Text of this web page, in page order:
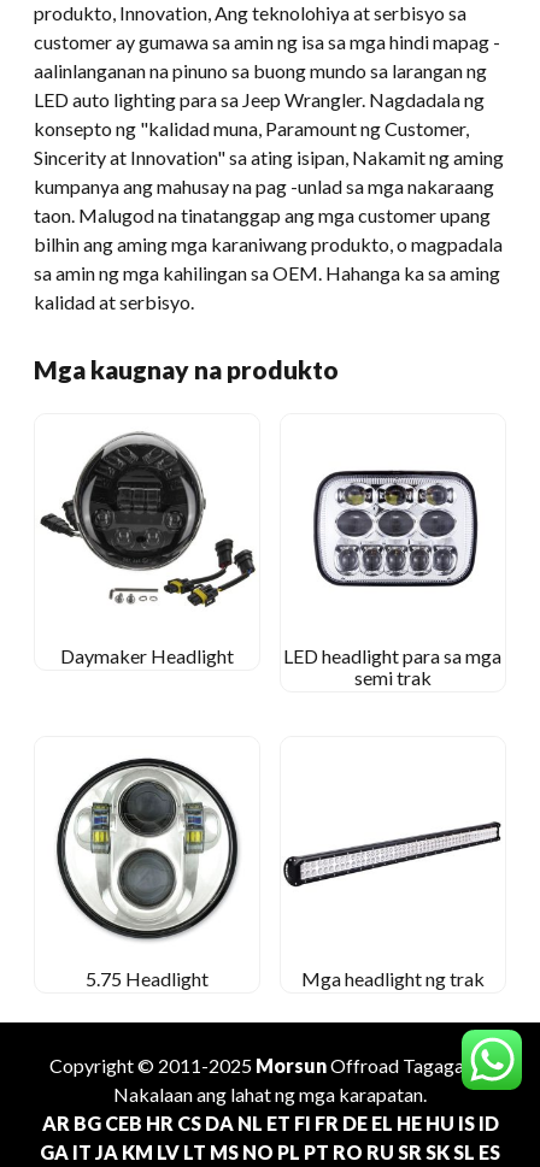
produkto, Innovation, Ang teknolohiya at serbisyo sa
customer ay gumawa sa amin ng isa sa mga hindi mapag -
aalinlanganan na pinuno sa buong mundo sa larangan ng
LED auto lighting para sa Jeep Wrangler. Nagdadala ng
konsepto ng "kalidad muna, Paramount ng Customer,
Sincerity at Innovation" sa ating isipan, Nakamit ng aming
kumpanya ang mahusay na pag -unlad sa mga nakaraang
taon. Malugod na tinatanggap ang mga customer upang
bilhin ang aming mga karaniwang produkto, o magpadala
sa amin ng mga kahilingan sa OEM. Hahanga ka sa aming
kalidad at serbisyo.
Mga kaugnay na produkto
Daymaker Headlight
LED headlight para sa mga
semi trak
5.75 Headlight Mga headlight ng trak
Copyright © 2011-2025 MorsunOffroad Tagagawa.
Nakalaan ang lahat ng mga karapatan.
AR BG CEB HR CS DA NL ET FI FR DE EL HE HU IS ID
GA IT JA KM LV LT MS NO PL PT RO RU SR SKSL ES